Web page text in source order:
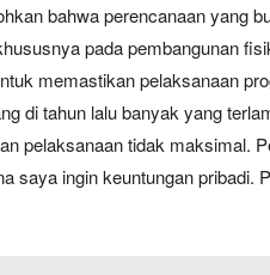
bahwa perencanaan yang
pada pembangunan
memastikan pelaksanaan
di tahun lalu banyak yang
pelaksanaan tidak maksimal.
saya ingin keuntungan pribadi.